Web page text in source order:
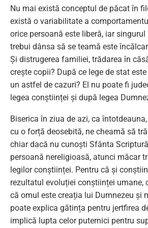
Nu mai există conceptul de păcat în
există o variabilitate a
orice persoană este liberă, iar singurul
trebui dânsa să se teamă este
Și distrugerea familiei, trădarea în
crește copii? După ce lege de stat
un astfel de cazuri? El nu poate fi
legea conștiinței și după legea
Biserica în ziua de azi, ca
cu o forță deosebită, ne cheamă să
chiar dacă nu cunoști Sfânta
persoană nereligioasă, atunci măcar
legilor conștiinței. Pentru că și
rezultatul evoluției conștiinței umane,
că omul este creația lui Dumnezeu și
poate explica gătința pentru jertfirea
implică lupta celor puternici pentru